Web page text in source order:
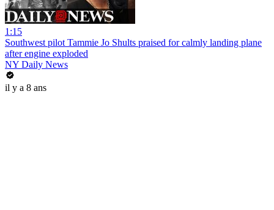
1:15
Southwest pilot Tammie Jo Shults praised for calmly landing plane
after engine exploded
NY Daily News
il y a 8 ans